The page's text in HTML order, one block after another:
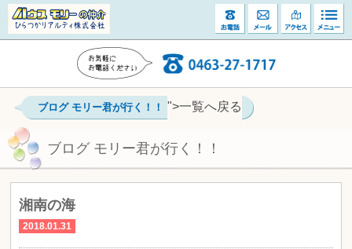
ブログ モリー君が行く！！ ">一覧へ戻る
ブログ モリー君が行く！！
湘南の海
2018.01.31